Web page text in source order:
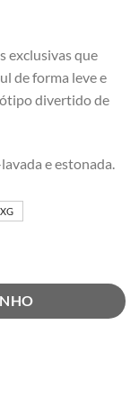
exclusivas que
de forma leve e
divertido de
e estonada.
XG
quantidade